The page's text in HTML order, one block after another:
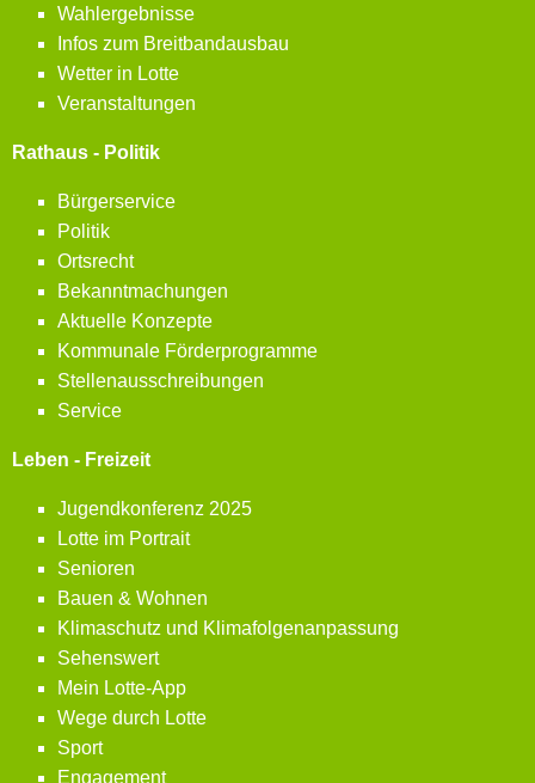
Wahlergebnisse
Infos zum Breitbandausbau
Wetter in Lotte
Veranstaltungen
Rathaus - Politik
Bürgerservice
Politik
Ortsrecht
Bekanntmachungen
Aktuelle Konzepte
Kommunale Förderprogramme
Stellenausschreibungen
Service
Leben - Freizeit
Jugendkonferenz 2025
Lotte im Portrait
Senioren
Bauen & Wohnen
Klimaschutz und Klimafolgenanpassung
Sehenswert
Mein Lotte-App
Wege durch Lotte
Sport
Engagement